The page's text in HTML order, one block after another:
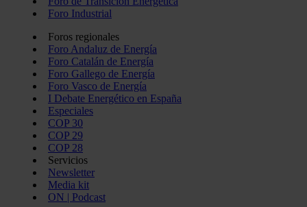
Foro Industrial
Foros regionales
Foro Andaluz de Energía
Foro Catalán de Energía
Foro Gallego de Energía
Foro Vasco de Energía
I Debate Energético en España
Especiales
COP 30
COP 29
COP 28
Servicios
Newsletter
Media kit
ON | Podcast